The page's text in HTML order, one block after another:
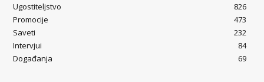
Ugostiteljstvo
826
Promocije
473
Saveti
232
Intervjui
84
Događanja
69